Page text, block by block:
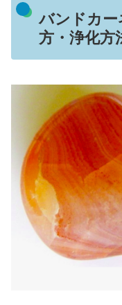
バンドカー
方・浄化方